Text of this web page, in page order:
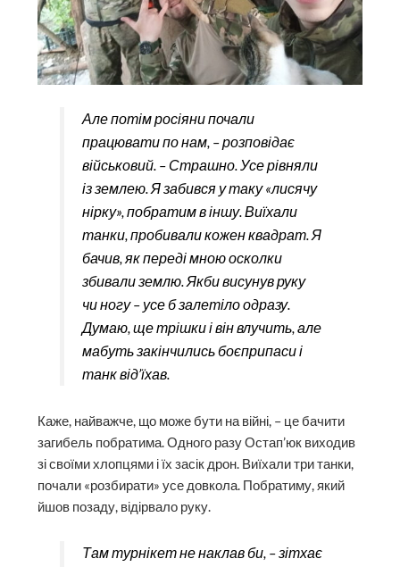
Але потім росіяни почали
працювати по нам, – розповідає
військовий. – Страшно. Усе рівняли
із землею. Я забився у таку «лисячу
нірку», побратим в іншу. Виїхали
танки, пробивали кожен квадрат. Я
бачив, як переді мною осколки
збивали землю. Якби висунув руку
чи ногу – усе б залетіло одразу.
Думаю, ще трішки і він влучить, але
мабуть закінчились боєприпаси і
танк від’їхав.
Каже, найважче, що може бути на війні, – це бачити
загибель побратима. Одного разу Остап’юк виходив
зі своїми хлопцями і їх засік дрон. Виїхали три танки,
почали «розбирати» усе довкола. Побратиму, який
йшов позаду, відірвало руку.
Там турнікет не наклав би, – зітхає